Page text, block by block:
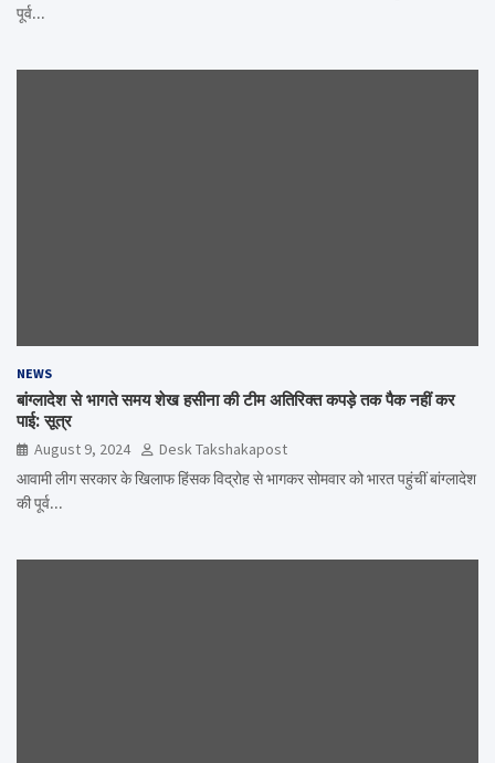
पूर्व…
NEWS
बांग्लादेश से भागते समय शेख हसीना की टीम अतिरिक्त कपड़े तक पैक नहीं कर
पाई: सूत्र
August 9, 2024
Desk Takshakapost
आवामी लीग सरकार के खिलाफ हिंसक विद्रोह से भागकर सोमवार को भारत पहुंचीं बांग्लादेश
की पूर्व…